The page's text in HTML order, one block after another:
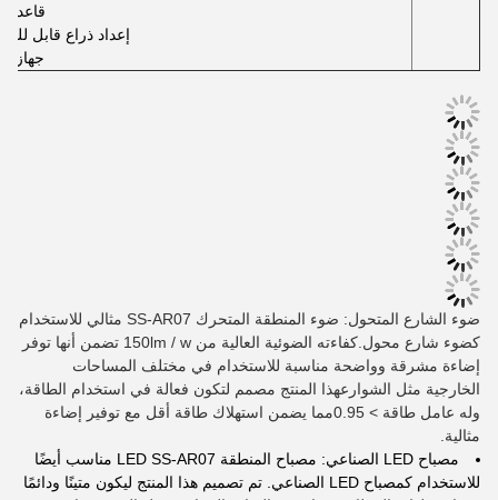
قاعدة
إعداد ذراع قابل
جهاز
ضوء الشارع المتحول: ضوء المنطقة المتحرك SS-AR07 مثالي للاستخدام
كضوء شارع محول.كفاءته الضوئية العالية من 150lm / w تضمن أنها توفر
إضاءة مشرقة وواضحة مناسبة للاستخدام في مختلف المساحات
الخارجية مثل الشوارعهذا المنتج مصمم لتكون فعالة في استخدام الطاقة،
وله عامل طاقة > 0.95مما يضمن استهلاك طاقة أقل مع توفير إضاءة
مثالية.
مصباح LED الصناعي: مصباح المنطقة LED SS-AR07 مناسب أيضًا
للاستخدام كمصباح LED الصناعي. تم تصميم هذا المنتج ليكون متينًا ودائمًا